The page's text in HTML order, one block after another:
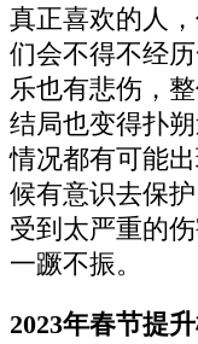
真正喜欢的人
们会不得不经
乐也有悲伤，
结局也变得扑
情况都有可能
候有意识去保
受到太严重的
一蹶不振。
2023年春节提